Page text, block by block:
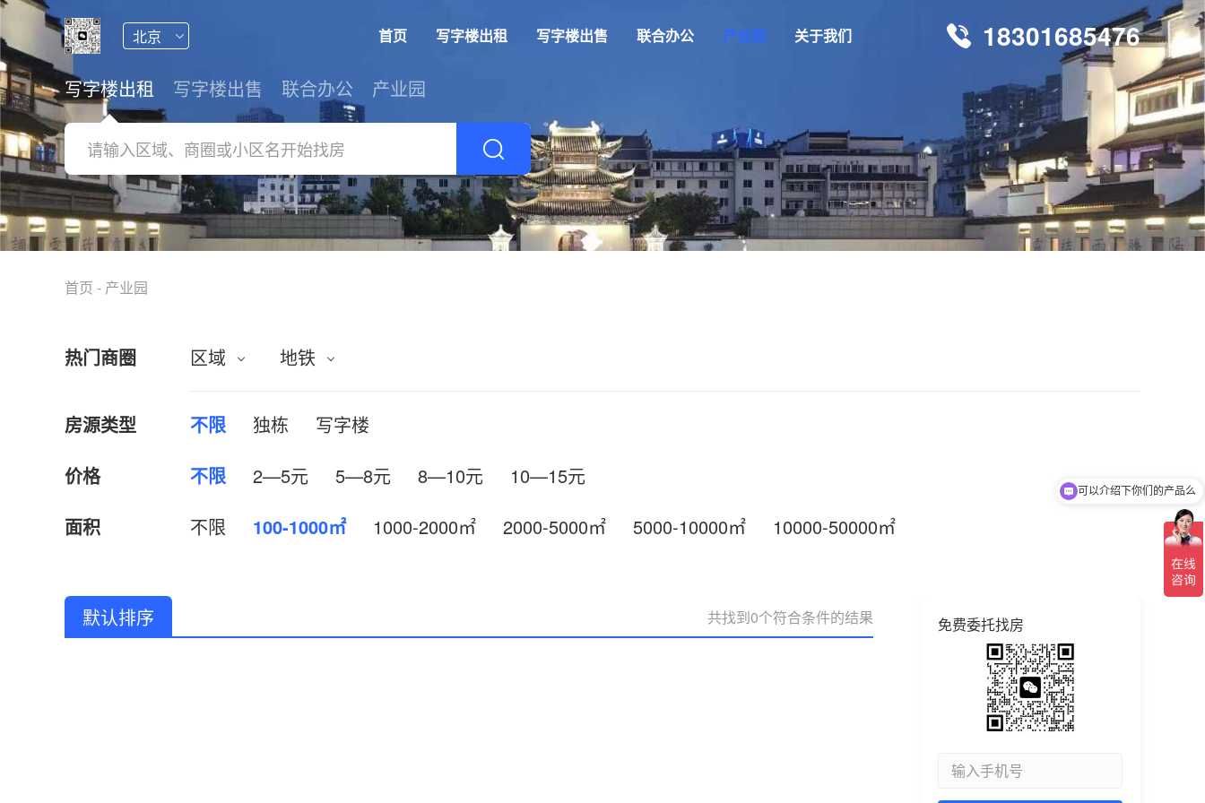
18301685476
首页 写字楼出租 写字楼出售 联合办公 产业园 关于我们
写字楼出租 写字楼出售 联合办公 产业园
首页 - 产业园
热门商圈 区域 地铁
房源类型 不限 独栋
写字楼
价格
不限 2—5元 5—8元 8—10元
10—15元
面积
不限 100-1000㎡ 1000-2000㎡ 2000-5000㎡ 5000-10000㎡ 10000-50000㎡
默认排序 共找到0个符合条件的结果 免费委托找房
可以介绍下你们的产品么